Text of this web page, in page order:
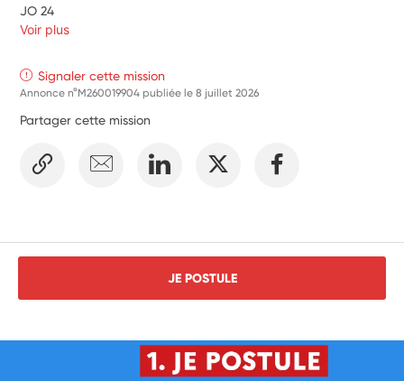
JO 24
Voir plus
Signaler cette mission
Annonce n°M260019904 publiée le8 juillet 2026
Partager cette mission
JE POSTULE